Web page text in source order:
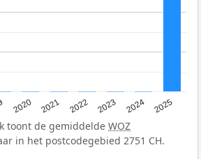
2020 2021 2022 2023 2024 2025
toont de gemiddelde WOZ
in het postcodegebied 2751 CH.